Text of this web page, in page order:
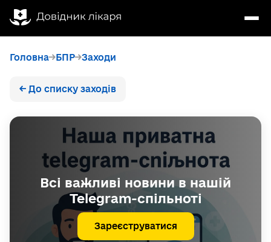
Головна БПР Заходи
← До списку заходів
Всі важливі новини в нашій
Telegram-спільноті
Зареєструватися